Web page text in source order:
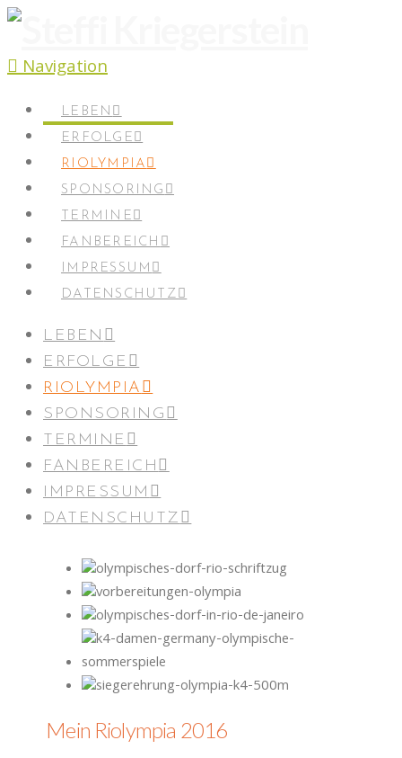
Navigation
LEBEN
ERFOLGE
RIOLYMPIA
SPONSORING
TERMINE
FANBEREICH
IMPRESSUM
DATENSCHUTZ
LEBEN
ERFOLGE
RIOLYMPIA
SPONSORING
TERMINE
FANBEREICH
IMPRESSUM
DATENSCHUTZ
Mein Riolympia 2016